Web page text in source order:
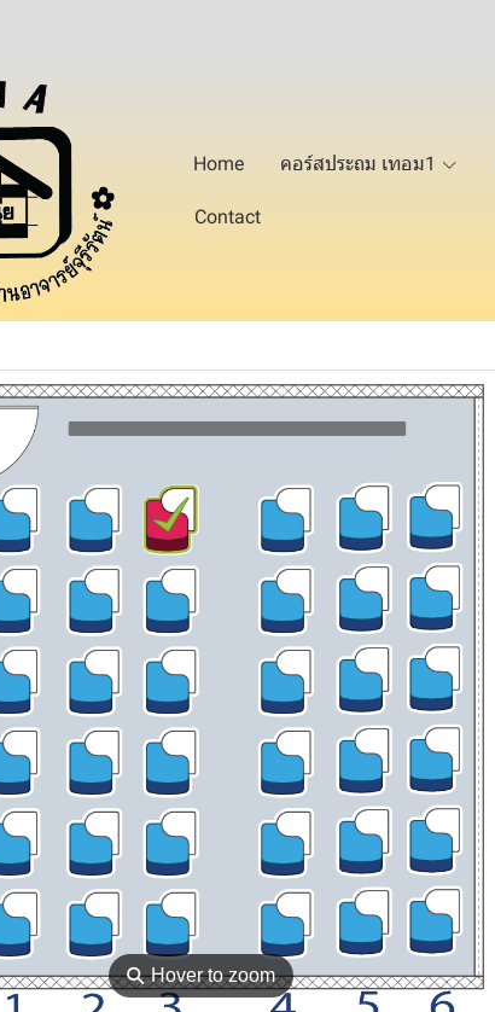
Home คอร์สประถม เทอม1
Contact
⚲Hover to zoom